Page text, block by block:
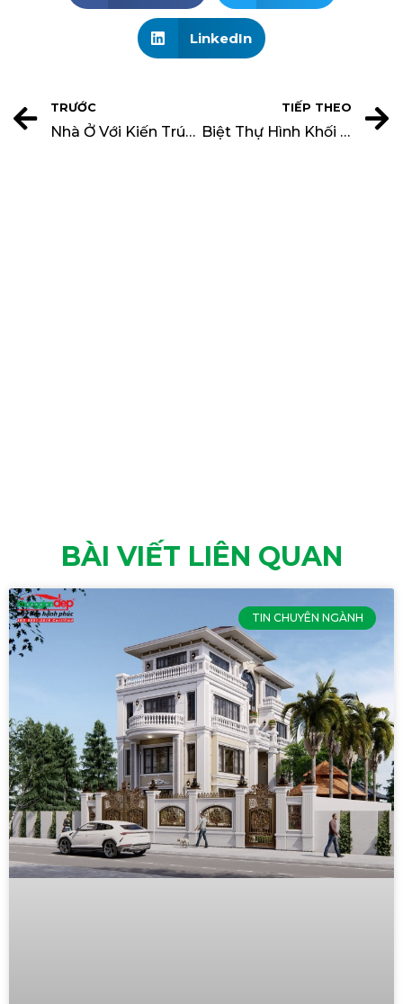
LinkedIn
TRƯỚC
Nhà Ở Với Kiến Trúc Bền Vững Ở Hoa Kì
TIẾP THEO
Biệt Thự Hình Khối Lập Phương Ở Israel
BÀI VIẾT LIÊN QUAN
TIN CHUYÊN NGÀNH